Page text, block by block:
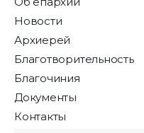
Новости
Архиерей
Благотворительность
Благочиния
Документы
Контакты